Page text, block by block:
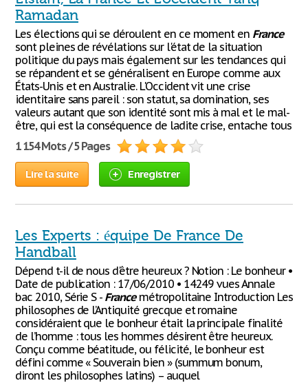
Ramadan
Les élections qui se déroulent en ce moment en France
sont pleines de révélations sur l'état de la situation
politique du pays mais également sur les tendances qui
se répandent et se généralisent en Europe comme aux
États-Unis et en Australie. L'Occident vit une crise
identitaire sans pareil : son statut, sa domination, ses
valeurs autant que son identité sont mis à mal et le mal-
être, qui est la conséquence de ladite crise, entache tous
1 154 Mots / 5 Pages
Lire la suite Enregistrer
Les Experts : équipe De France De
Handball
Dépend t-il de nous d'être heureux ? Notion : Le bonheur •
Date de publication : 17/06/2010 • 14249 vues Annale
bac 2010, Série S - Francemétropolitaine Introduction Les
philosophes de l’Antiquité grecque et romaine
considéraient que le bonheur était la principale finalité
de l’homme : tous les hommes désirent être heureux.
Conçu comme béatitude, ou félicité, le bonheur est
défini comme « Souverain bien » (summum bonum,
diront les philosophes latins) – auquel